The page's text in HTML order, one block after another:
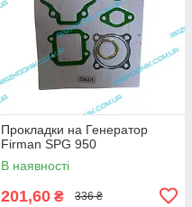
Прокладки на Генератор
Firman SPG 950
В наявності
201,60 ₴ 336 ₴